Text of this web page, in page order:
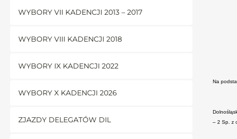
WYBORY VII KADENCJI 2013 – 2017
WYBORY VIII KADENCJI 2018
WYBORY IX KADENCJI 2022
WYBORY X KADENCJI 2026
ZJAZDY DELEGATÓW DIL
Na
– 2 Sp. z